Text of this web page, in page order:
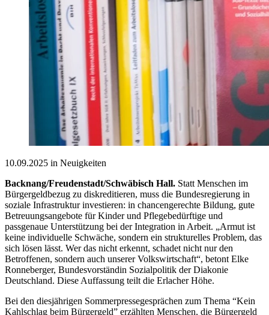
10.09.2025 in Neuigkeiten
Backnang/Freudenstadt/Schwäbisch Hall. Statt Menschen im
Bürgergeldbezug zu diskreditieren, muss die Bundesregierung in
soziale Infrastruktur investieren: in chancengerechte Bildung, gute
Betreuungsangebote für Kinder und Pflegebedürftige und
passgenaue Unterstützung bei der Integration in Arbeit. „Armut ist
keine individuelle Schwäche, sondern ein strukturelles Problem, das
sich lösen lässt. Wer das nicht erkennt, schadet nicht nur den
Betroffenen, sondern auch unserer Volkswirtschaft“, betont Elke
Ronneberger, Bundesvorständin Sozialpolitik der Diakonie
Deutschland. Diese Auffassung teilt die Erlacher Höhe.
Bei den diesjährigen Sommerpressegesprächen zum Thema “Kein
Kahlschlag beim Bürgergeld” erzählten Menschen, die Bürgergeld